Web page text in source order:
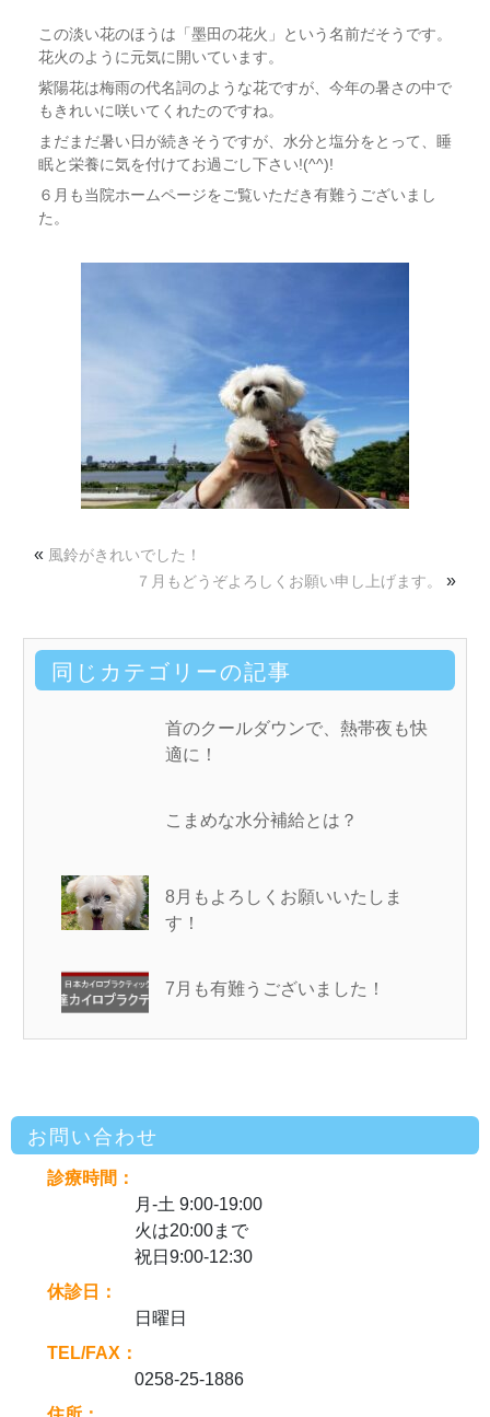
この淡い花のほうは「墨田の花火」という名前だそうです。
花火のように元気に開いています。
紫陽花は梅雨の代名詞のような花ですが、今年の暑さの中で
もきれいに咲いてくれたのですね。
まだまだ暑い日が続きそうですが、水分と塩分をとって、睡
眠と栄養に気を付けてお過ごし下さい!(^^)!
６月も当院ホームページをご覧いただき有難うございまし
た。
« 風鈴がきれいでした！
７月もどうぞよろしくお願い申し上げます。
»
同じカテゴリーの記事
首のクールダウンで、熱帯夜も快
適に！
こまめな水分補給とは？
8月もよろしくお願いいたしま
す！
7月も有難うございました！
お問い合わせ
診療時間：
月-土 9:00-19:00
火は20:00まで
祝日9:00-12:30
休診日：
日曜日
TEL/FAX：
0258-25-1886